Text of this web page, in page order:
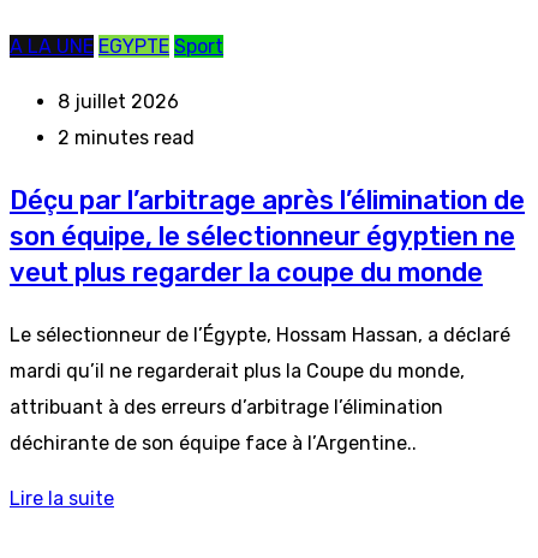
A LA UNE EGYPTE Sport
8 juillet 2026
2 minutes read
Déçu par l’arbitrage après l’élimination de
son équipe, le sélectionneur égyptien ne
veut plus regarder la coupe du monde
Le sélectionneur de l’Égypte, Hossam Hassan, a déclaré
mardi qu’il ne regarderait plus la Coupe du monde,
attribuant à des erreurs d’arbitrage l’élimination
déchirante de son équipe face à l’Argentine..
Lire la suite